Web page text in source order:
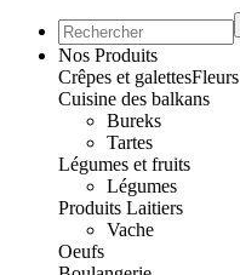
Nos Produits
Crêpes et galettesFleurs
Cuisine des balkans
Bureks
Tartes
Légumes et fruits
Légumes
Produits Laitiers
Vache
Oeufs